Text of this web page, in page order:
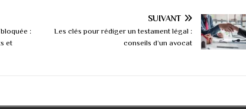
:
et
SUIVANT
Les clés pour rédiger un testament légal :
conseils d’un avocat